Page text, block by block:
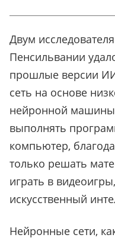
Двум
Пенсильвании
прошлые версии
сеть на основе
нейронной
выполнять
компьютер,
только решать
играть в
искусственный
Нейронные сети,